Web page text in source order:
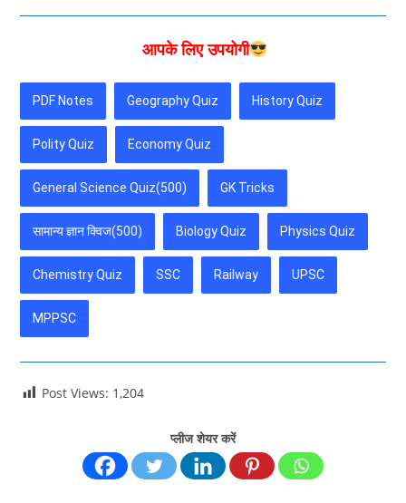
आपके लिए उपयोगी
PDF Notes Geography Quiz History Quiz
Polity Quiz Economy Quiz
General Science Quiz(500) GK Tricks
सामान्य ज्ञान क्विज(500) Biology Quiz Physics Quiz
Chemistry Quiz SSC Railway UPSC
MPPSC
Post Views: 1,204
प्लीज शेयर करें